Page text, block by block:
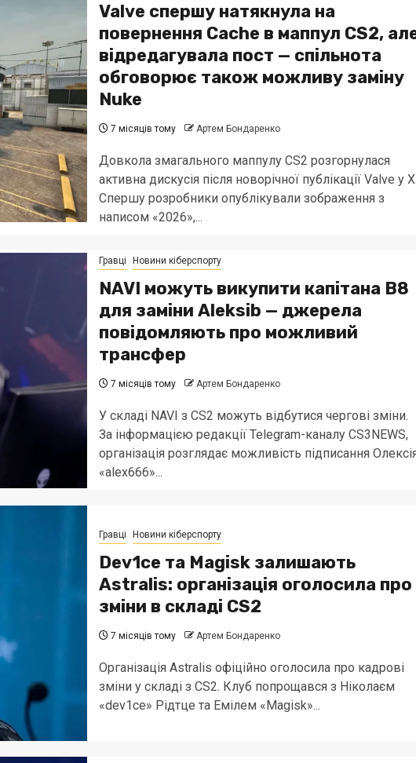
Valve спершу натякнула на
повернення Cache в маппул CS2,
відредагувала пост — спільнота
обговорює також можливу заміну
Nuke
7 місяців тому Артем Бондаренко
Довкола змагального маппулу CS2 розгорнулася
активна дискусія після новорічної публікації Valve у
Спершу розробники опублікували зображення з
написом «2026»,...
Гравці Новини кіберспорту
NAVI можуть викупити капітана B8
для заміни Aleksib — джерела
повідомляють про можливий
трансфер
7 місяців тому Артем Бондаренко
У складі NAVI з CS2 можуть відбутися чергові зміни.
За інформацією редакції Telegram-каналу CS3NEWS,
організація розглядає можливість підписання
«alex666»...
Гравці Новини кіберспорту
Dev1ce та Magisk залишають
Astralis: організація оголосила про
зміни в складі CS2
7 місяців тому Артем Бондаренко
Організація Astralis офіційно оголосила про кадрові
зміни у складі з CS2. Клуб попрощався з Ніколаєм
«dev1ce» Рідтце та Емілем «Magisk»...